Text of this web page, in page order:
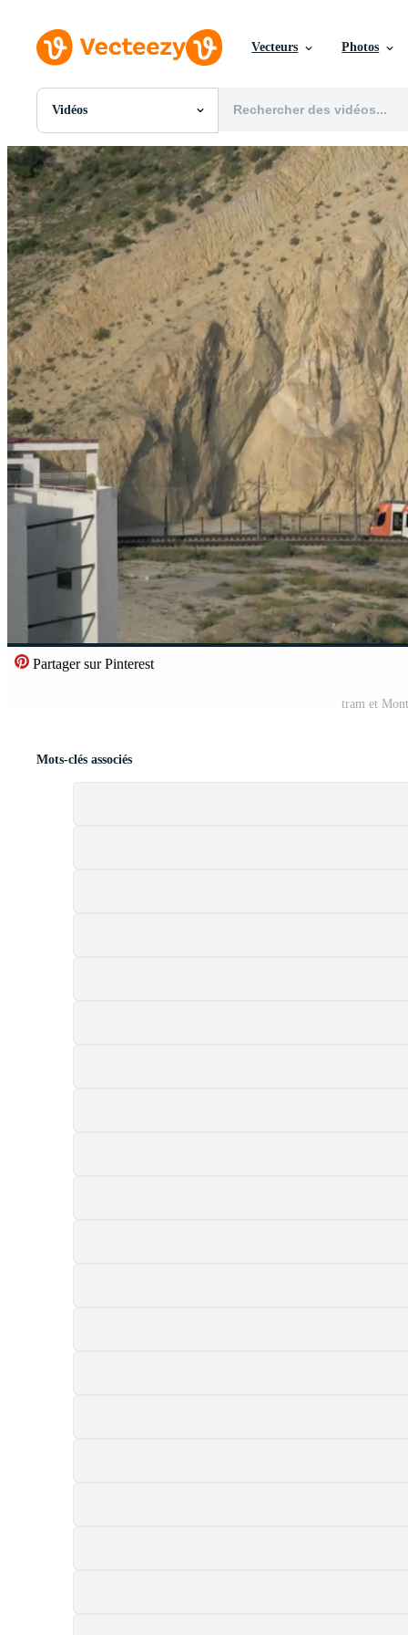
Vecteurs Photos
Vidéos
Toutes Images
Photos
PNGs
PSDs
SVGs
Modèles
Vecteurs
Vidéos
Motion graphics
Images Éditoriales
Événements Éditoriaux
Partager sur Pinterest
tram et
Mots-clés associés